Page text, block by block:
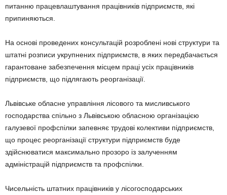
питанню працевлаштування працівників підприємств, які
припиняються.
На основі проведених консультацій розроблені нові структури та
штатні розписи укрупнених підприємств, в яких передбачається
гарантоване забезпечення місцем праці усіх працівників
підприємств, що підлягають реорганізації.
Львівське обласне управління лісового та мисливського
господарства спільно з Львівською обласною організацією
галузевої профспілки запевняє трудові колективи підприємств,
що процес реорганізації структури підприємств буде
здійснюватися максимально прозоро із залученням
адміністрацій підприємств та профспілки.
Чисельність штатних працівників у лісогосподарських